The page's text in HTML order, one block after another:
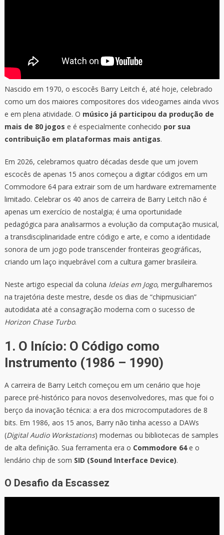
Nascido em 1970, o escocês Barry Leitch é, até hoje, celebrado
como um dos maiores compositores dos videogames ainda vivos
e em plena atividade. O músico já participou da produção de
mais de 80 jogos e é especialmente conhecido por sua
contribuição em plataformas mais antigas.
Em 2026, celebramos quatro décadas desde que um jovem
escocês de apenas 15 anos começou a digitar códigos em um
Commodore 64 para extrair som de um hardware extremamente
limitado. Celebrar os 40 anos de carreira de Barry Leitch não é
apenas um exercício de nostalgia; é uma oportunidade
pedagógica para analisarmos a evolução da computação musical,
a transdisciplinaridade entre código e arte, e como a identidade
sonora de um jogo pode transcender fronteiras geográficas,
criando um laço inquebrável com a cultura gamer brasileira.
Neste artigo especial da coluna Ideias em Jogo, mergulharemos
na trajetória deste mestre, desde os dias de “chipmusician”
autodidata até a consagração moderna com o sucesso de
Horizon Chase Turbo.
1. O Início: O Código como
Instrumento (1986 – 1990)
A carreira de Barry Leitch começou em um cenário que hoje
parece pré-histórico para novos desenvolvedores, mas que foi o
berço da inovação técnica: a era dos microcomputadores de 8
bits. Em 1986, aos 15 anos, Barry não tinha acesso a DAWs
(Digital Audio Workstations) modernas ou bibliotecas de samples
de alta definição. Sua ferramenta era o Commodore 64e o
lendário chip de som SID (Sound Interface Device).
O Desafio da Escassez